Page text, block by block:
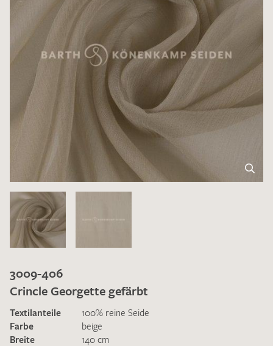
3009-406
Crincle Georgette gefärbt
Textilanteile
100% reine Seide
Farbe
beige
Breite
140 cm